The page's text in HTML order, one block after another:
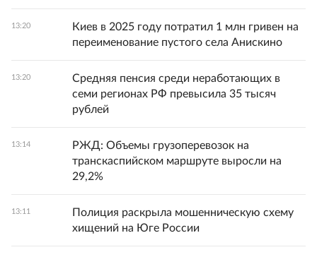
13:20
Киев в 2025 году потратил 1 млн гривен на
переименование пустого села Анискино
13:20
Средняя пенсия среди неработающих в
семи регионах РФ превысила 35 тысяч
рублей
13:14
РЖД: Объемы грузоперевозок на
транскаспийском маршруте выросли на
29,2%
13:11
Полиция раскрыла мошенническую схему
хищений на Юге России